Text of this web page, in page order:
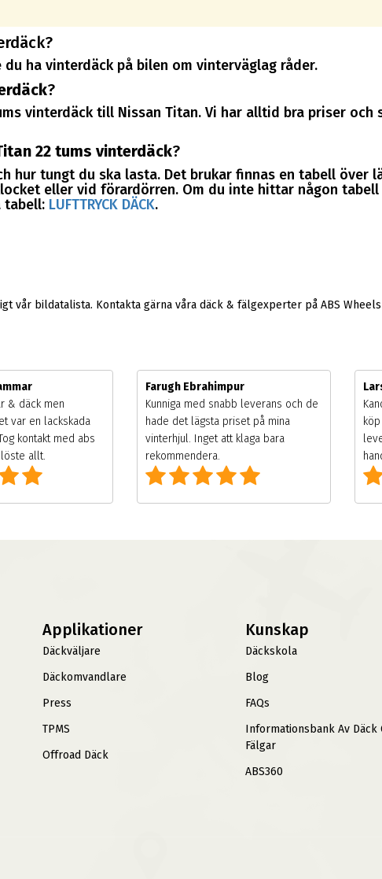
ha vinterdäck på bilen om vinterväglag råder.
?
vinterdäck till Nissan Titan. Vi har alltid bra priser och
22 tums vinterdäck?
hur tungt du ska lasta. Det brukar finnas en tabell över
eller vid förardörren. Om du inte hittar någon
tabell: LUFTTRYCK DÄCK.
vår bildatalista. Kontakta gärna våra däck & fälgexperter på ABS
& däck men
var en lackskada
kontakt med abs
allt.
Farugh Ebrahimpur
Kunniga med snabb leverans och de
hade det lägsta priset på mina
vinterhjul. Inget att klaga bara
rekommendera.
Applikationer
Däckväljare
Däckomvandlare
Press
TPMS
Offroad Däck
Kunskap
Däckskola
Blog
FAQs
Informationsbank Av Däck
Fälgar
ABS360